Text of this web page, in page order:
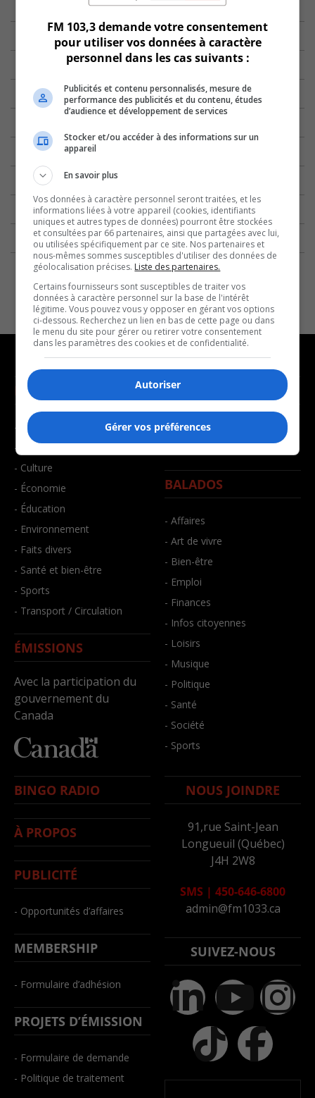
NOUVELLES
- Affaires municipales
- Communauté / Social
- Culture
- Économie
- Éducation
- Environnement
- Faits divers
- Santé et bien-être
- Sports
- Transport / Circulation
ÉMISSIONS
Avec la participation du
gouvernement du
Canada
MUSIQUE
- Décompte franco
- Joué récemment
BALADOS
- Affaires
- Art de vivre
- Bien-être
- Emploi
- Finances
- Infos citoyennes
- Loisirs
- Musique
- Politique
- Santé
- Société
- Sports
BINGO RADIO
À PROPOS
PUBLICITÉ
- Opportunités d’affaires
MEMBERSHIP
- Formulaire d’adhésion
PROJETS D’ÉMISSION
- Formulaire de demande
- Politique de traitement
NOUS JOINDRE
91,rue Saint-Jean
Longueuil (Québec)
J4H 2W8
SMS | 450-646-6800
admin@fm1033.ca
SUIVEZ-NOUS
FM 103,3 demande votre consentement
pour utiliser vos données à caractère
personnel dans les cas suivants :
Publicités et contenu personnalisés, mesure de
performance des publicités et du contenu, études
d’audience et développement de services
Stocker et/ou accéder à des informations sur un
appareil
En savoir plus
Vos données à caractère personnel seront traitées, et les
informations liées à votre appareil (cookies, identifiants
uniques et autres types de données) pourront être stockées
et consultées par 66 partenaires, ainsi que partagées avec lui,
ou utilisées spécifiquement par ce site. Nos partenaires et
nous-mêmes sommes susceptibles d'utiliser des données de
géolocalisation précises. Liste des partenaires.
Certains fournisseurs sont susceptibles de traiter vos
données à caractère personnel sur la base de l'intérêt
légitime. Vous pouvez vous y opposer en gérant vos options
ci-dessous. Recherchez un lien en bas de cette page ou dans
le menu du site pour gérer ou retirer votre consentement
dans les paramètres des cookies et de confidentialité.
Autoriser
Gérer vos préférences